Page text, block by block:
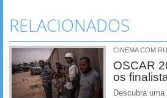
RELACIONADOS
CINEMA COM
OSCAR
os
Descubra